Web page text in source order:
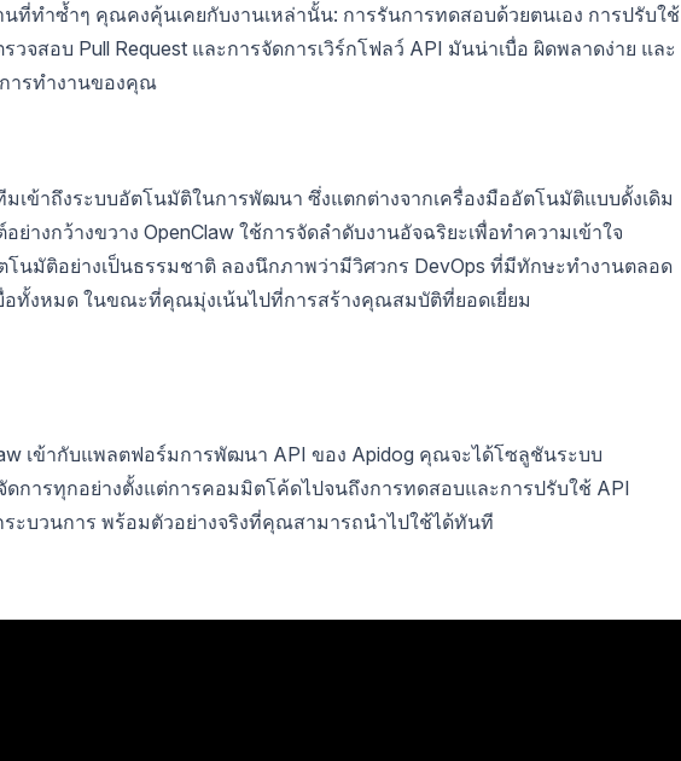
ที่ทำซ้ำๆ คุณคงคุ้นเคยกับงานเหล่านั้น: การรันการทดสอบด้วยตนเอง การปรับใช้
จสอบ Pull Request และการจัดการเวิร์กโฟลว์ API มันน่าเบื่อ ผิดพลาดง่าย และ
ารทำงานของคุณ
มเข้าถึงระบบอัตโนมัติในการพัฒนา ซึ่งแตกต่างจากเครื่องมืออัตโนมัติแบบดั้งเดิม
างกว้างขวาง OpenClaw ใช้การจัดลำดับงานอัจฉริยะเพื่อทำความเข้าใจ
นมัติอย่างเป็นธรรมชาติ ลองนึกภาพว่ามีวิศวกร DevOps ที่มีทักษะทำงานตลอด
อทั้งหมด ในขณะที่คุณมุ่งเน้นไปที่การสร้างคุณสมบัติที่ยอดเยี่ยม
เข้ากับแพลตฟอร์มการพัฒนา API ของ Apidog คุณจะได้โซลูชันระบบ
ารทุกอย่างตั้งแต่การคอมมิตโค้ดไปจนถึงการทดสอบและการปรับใช้ API
ะบวนการ พร้อมตัวอย่างจริงที่คุณสามารถนำไปใช้ได้ทันที